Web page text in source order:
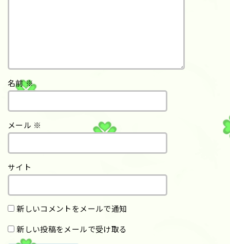
名前※
メール ※
サイト
新しいコメントをメールで通知
新しい投稿をメールで受け取る